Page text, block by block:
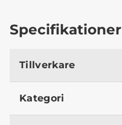
Specifikationer
Tillverkare
Kategori